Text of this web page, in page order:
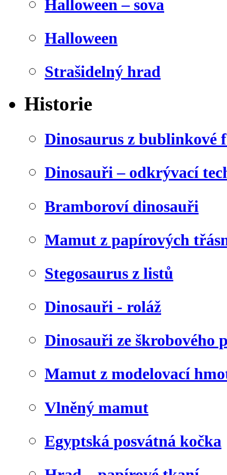
Halloween – sova
Halloween
Strašidelný hrad
Historie
Dinosaurus z bublinkové
Dinosauři – odkrývací
Bramboroví dinosauři
Mamut z papírových
Stegosaurus z listů
Dinosauři - roláž
Dinosauři ze škrobového
Mamut z modelovací
Vlněný mamut
Egyptská posvátná kočka